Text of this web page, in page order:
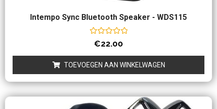
Intempo Sync Bluetooth Speaker - WDS115
Waardering
uit
5
€22.00
TOEVOEGEN AAN WINKELWAGEN